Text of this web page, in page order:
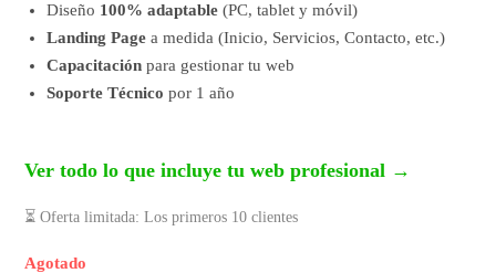
Diseño 100% adaptable (PC, tablet y móvil)
Landing Page a medida (Inicio, Servicios, Contacto, etc.)
Capacitaciónpara gestionar tu web
Soporte Técnicopor 1 año
Ver todo lo que incluye tu web profesional →
⏳ Oferta limitada: Los primeros 10 clientes
Agotado